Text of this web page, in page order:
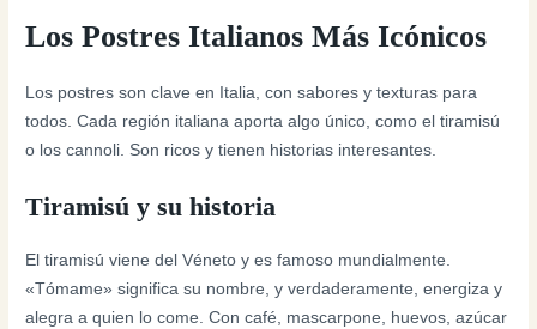
Los Postres Italianos Más Icónicos
Los postres son clave en Italia, con sabores y texturas para
todos. Cada región italiana aporta algo único, como el tiramisú
o los cannoli. Son ricos y tienen historias interesantes.
Tiramisú y su historia
El tiramisú viene del Véneto y es famoso mundialmente.
«Tómame» significa su nombre, y verdaderamente, energiza y
alegra a quien lo come. Con café, mascarpone, huevos, azúcar